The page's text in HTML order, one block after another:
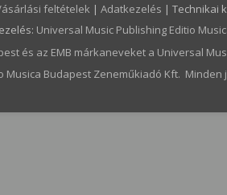
feltételek | Adatkezelés | Technikai
: Universal Music Publishing Editio
és az EMB márkaneveket a Universal
Musica Budapest Zeneműkiadó Kft. Minden